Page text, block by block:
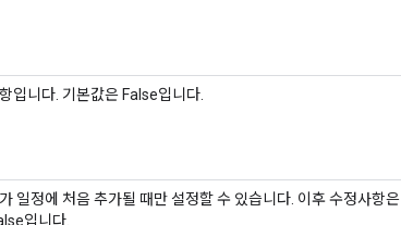
입니다. 기본값은 False입니다.
일정에 처음 추가될 때만 설정할 수 있습니다. 이후 수정사항은
입니다.